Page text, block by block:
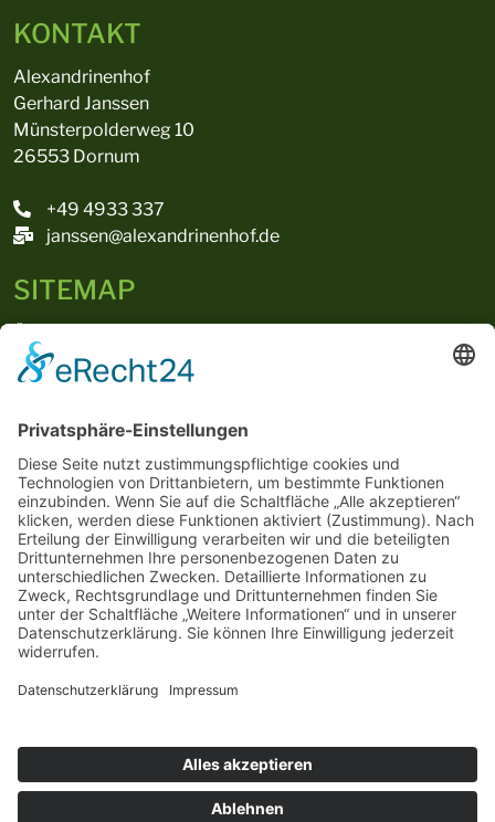
KONTAKT
Alexandrinenhof
Gerhard Janssen
Münsterpolderweg 10
26553 Dornum
+49 4933 337
janssen@alexandrinenhof.de
SITEMAP
Landwirtschaft
Speisekartoffeln
Kontakt
RECHTLICHES
Impressum
Datenschutzerklärung
Bildnachweise
Cookie-Einstellungen
Webdesign von
© Alexandrinenhof